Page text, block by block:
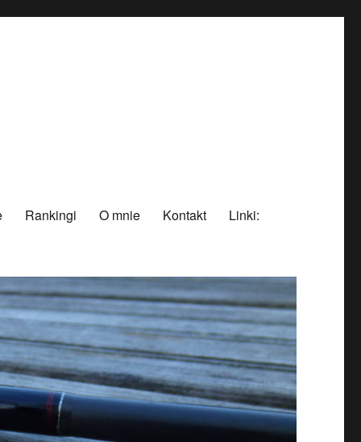
Rankingi O mnie Kontakt Linki: